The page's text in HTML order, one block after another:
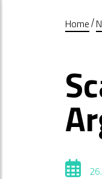
Home